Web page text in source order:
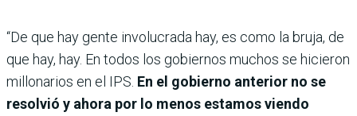
“De que hay gente involucrada hay, es como la bruja, de
que hay, hay. En todos los gobiernos muchos se hicieron
millonarios en el IPS. En el gobierno anterior no se
resolvió y ahora por lo menos estamos viendo